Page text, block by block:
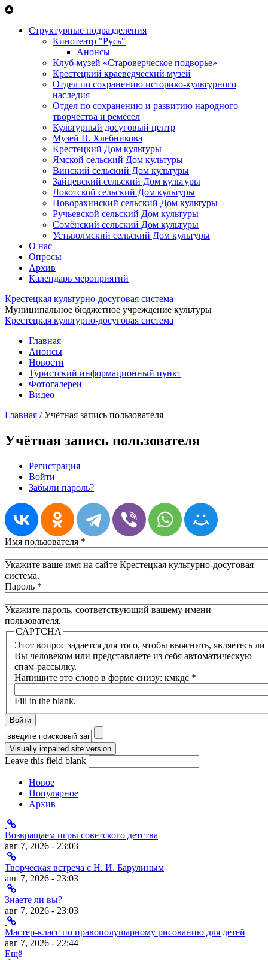
Перейти к основному содержанию
Структурные подразделения
Кинотеатр "Русь"
Анонсы
Клуб-музей «Староверческое подворье»
Крестецкий краеведческий музей
Отдел по сохранению историко-культурного
наследия
Отдел по сохранению и развитию народного
творчества и ремёсел
Культурный досуговый центр
Музей В. Хлебникова
Крестецкий Дом культуры
Ямской сельский Дом культуры
Винский сельский Дом культуры
Зайцевский сельский Дом культуры
Локотской сельский Дом культуры
Новорахинский сельский Дом культуры
Ручьевской сельский Дом культуры
Сомёнский сельский Дом культуры
Устьволмский сельский Дом культуры
О нас
Опросы
Архив
Календарь мероприятий
Крестецкая культурно-досуговая система
Муниципальное бюджетное учреждение культуры
Крестецкая культурно-досуговая система
Главная
Анонсы
Новости
Туристский информационный пункт
Фотогалереи
Видео
Главная /Учётная запись пользователя
Учётная запись пользователя
Главные вкладки
Регистрация
Войти
Забыли пароль?
Имя пользователя *
Укажите ваше имя на сайте Крестецкая культурно-досуговая
система.
Пароль *
Укажите пароль, соответствующий вашему имени
пользователя.
CAPTCHA
Этот вопрос задается для того, чтобы выяснить, являетесь ли
Вы человеком или представляете из себя автоматическую
спам-рассылку.
Напишите это слово в форме снизу: кмкдс *
Fill in the blank.
Форма поиска
Leave this field blank
Новое
Популярное
Архив
Возвращаем игры советского детства
авг 7, 2026 - 23:03
Творческая встреча с Н. И. Барулиным
авг 7, 2026 - 23:03
Знаете ли вы?
авг 7, 2026 - 23:03
Мастер-класс по правополушарному рисованию для детей
авг 7, 2026 - 22:44
Ещё